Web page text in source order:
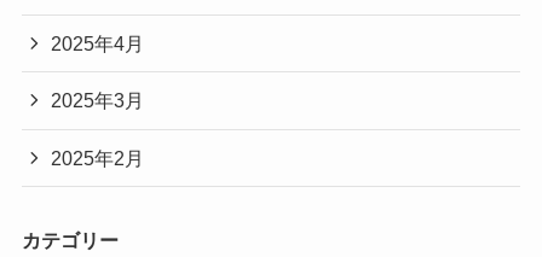
2025年4月
2025年3月
2025年2月
カテゴリー